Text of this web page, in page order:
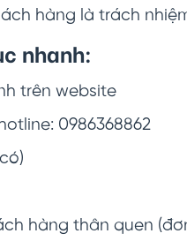
hàng là trách
nhanh:
trên website
0986368862
hàng thân quen